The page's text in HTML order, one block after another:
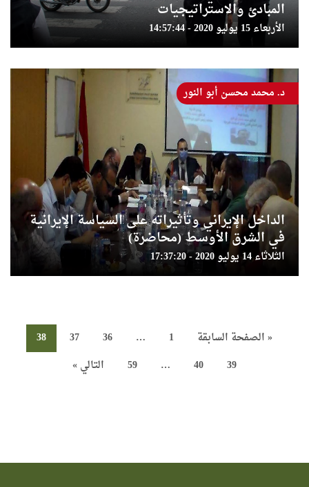
المبادئ والاستراتيجيات
الأربعاء 15 يوليو 2020 - 14:57:44
الداخل الإيراني وتأثيراته على السياسة الإيرانية
في الشرق الأوسط (محاضرة)
الثلاثاء 14 يوليو 2020 - 17:37:20
د. محمد محسن أبو النور
« الصفحة السابقة 1
…
36
37
38
39
40
…
59 التالي »